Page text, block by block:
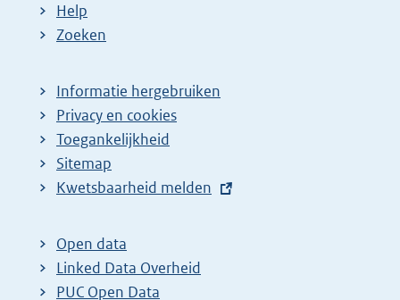
Help
Zoeken
Informatie hergebruiken
Privacy en cookies
Toegankelijkheid
Sitemap
E
t
e
r
Kwetsbaarheid melden
Open data
Linked Data Overheid
PUC Open Data